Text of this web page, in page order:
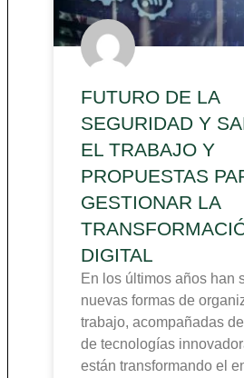
FUTURO DE LA
SEGURIDAD Y
EL TRABAJO Y
PROPUESTAS
GESTIONAR LA
DIGITAL
En los últimos años han
nuevas formas de
trabajo, acompañadas
de tecnologías
están transformando el